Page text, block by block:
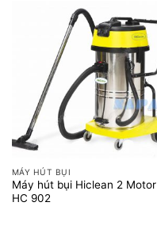
MÁY HÚT BỤI
Máy hút bụi Hiclean 2 Motor
HC 902